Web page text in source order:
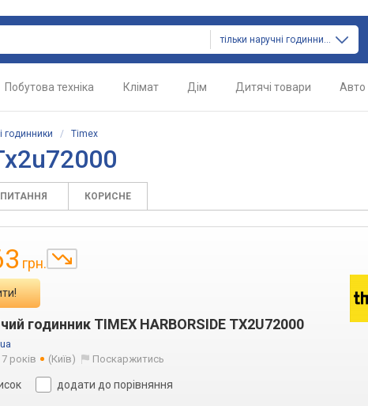
тільки наручні годинники
Побутова техніка Клімат Дім Дитячі товари Авто
годинники / Timex
КОРИСНЕ
грн.
годинник TIMEX HARBORSIDE TX2U72000
років
(Київ) Поскаржитись
додати до порівняння